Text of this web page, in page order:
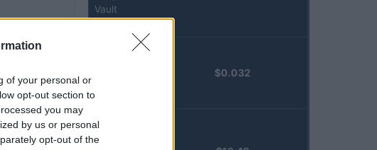
of your personal or
opt-out section to
you may
by us or personal
opt-out of the
Vault
(EPOCH)
$0.032
Stride